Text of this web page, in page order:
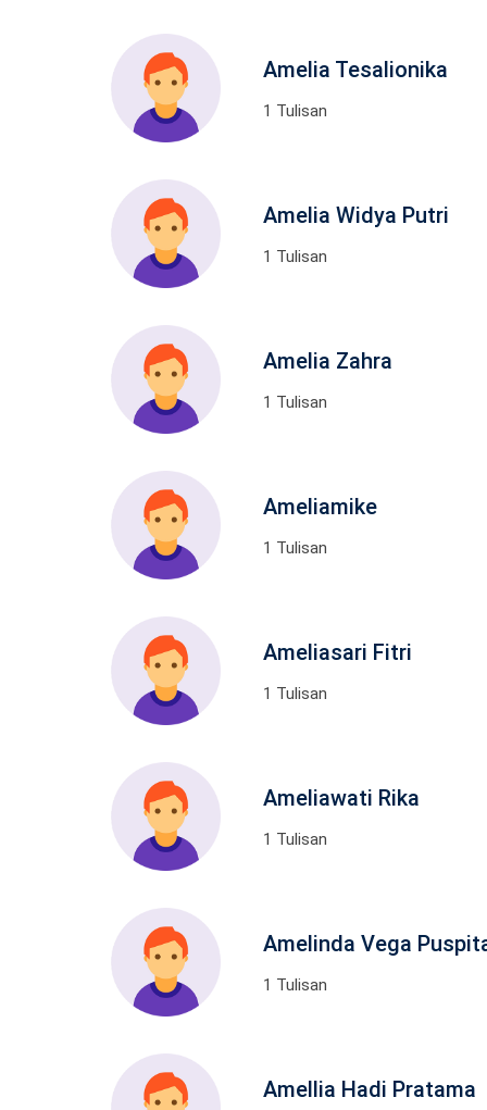
Amelia Tesalionika
1 Tulisan
Amelia Widya Putri
1 Tulisan
Amelia Zahra
1 Tulisan
Ameliamike
1 Tulisan
Ameliasari Fitri
1 Tulisan
Ameliawati Rika
1 Tulisan
Amelinda Vega
1 Tulisan
Amellia Hadi Pratama